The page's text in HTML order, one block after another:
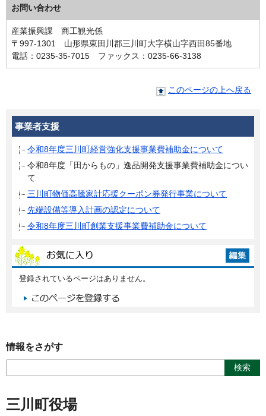
お問い合わせ
産業振興課 商工観光係
〒997-1301 山形県東田川郡三川町大字横山字西田85番地
電話：0235-35-7015 ファックス：0235-66-3138
このページの上へ戻る
事業者支援
令和8年度三川町経営強化支援事業費補助金について
令和8年度「田からもの」逸品開発支援事業費補助金につい
て
三川町物価高騰家計応援クーポン券発行事業について
先端設備等導入計画の認定について
令和8年度三川町創業支援事業費補助金について
登録されているページはありません。
情報をさがす
三川町役場